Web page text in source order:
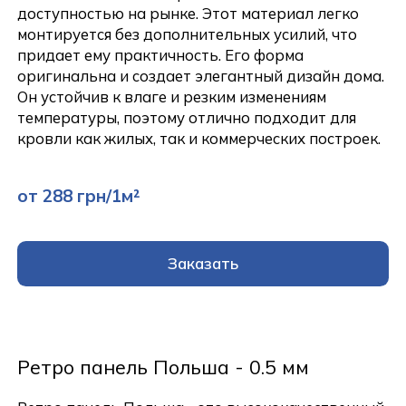
доступностью на рынке. Этот материал легко
монтируется без дополнительных усилий, что
придает ему практичность. Его форма
оригинальна и создает элегантный дизайн дома.
Он устойчив к влаге и резким изменениям
температуры, поэтому отлично подходит для
кровли как жилых, так и коммерческих построек.
от 288 грн/1м²
Заказать
Ретро панель Польша - 0.5 мм